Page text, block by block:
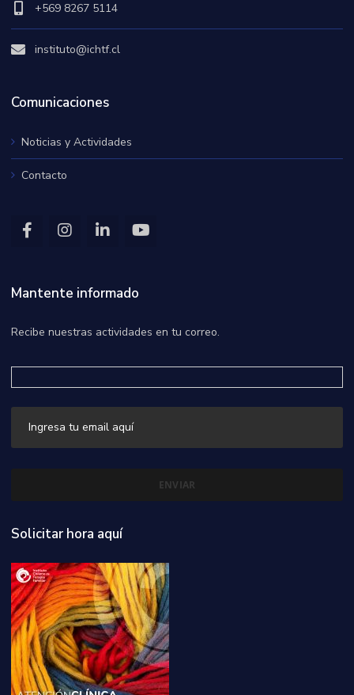
+569 8267 5114
instituto@ichtf.cl
Comunicaciones
Noticias y Actividades
Contacto
Mantente informado
Recibe nuestras actividades en tu correo.
Solicitar hora aquí